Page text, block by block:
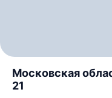
Московская
21